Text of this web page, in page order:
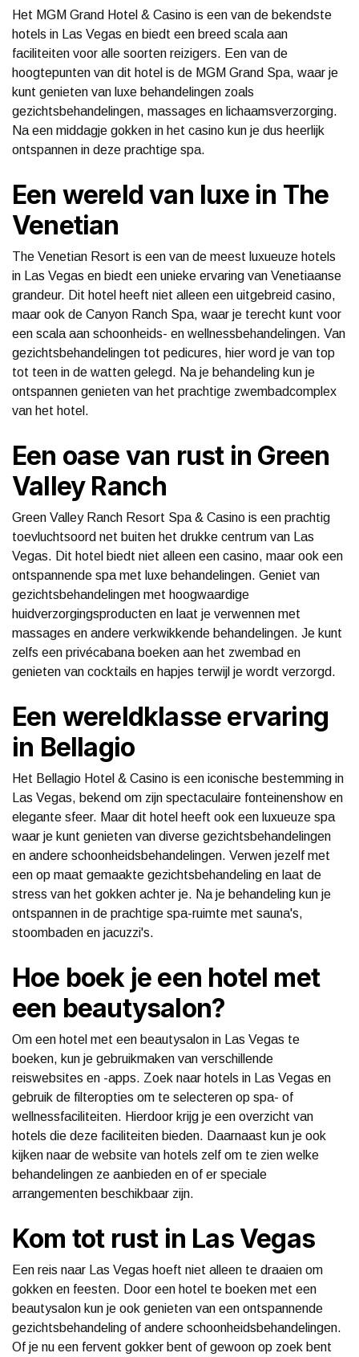
Het MGM Grand Hotel & Casino is een van de bekendste
hotels in Las Vegas en biedt een breed scala aan
faciliteiten voor alle soorten reizigers. Een van de
hoogtepunten van dit hotel is de MGM Grand Spa, waar je
kunt genieten van luxe behandelingen zoals
gezichtsbehandelingen, massages en lichaamsverzorging.
Na een middagje gokken in het casino kun je dus heerlijk
ontspannen in deze prachtige spa.
Een wereld van luxe in The
Venetian
The Venetian Resort is een van de meest luxueuze hotels
in Las Vegas en biedt een unieke ervaring van Venetiaanse
grandeur. Dit hotel heeft niet alleen een uitgebreid casino,
maar ook de Canyon Ranch Spa, waar je terecht kunt voor
een scala aan schoonheids- en wellnessbehandelingen. Van
gezichtsbehandelingen tot pedicures, hier word je van top
tot teen in de watten gelegd. Na je behandeling kun je
ontspannen genieten van het prachtige zwembadcomplex
van het hotel.
Een oase van rust in Green
Valley Ranch
Green Valley Ranch Resort Spa & Casino is een prachtig
toevluchtsoord net buiten het drukke centrum van Las
Vegas. Dit hotel biedt niet alleen een casino, maar ook een
ontspannende spa met luxe behandelingen. Geniet van
gezichtsbehandelingen met hoogwaardige
huidverzorgingsproducten en laat je verwennen met
massages en andere verkwikkende behandelingen. Je kunt
zelfs een privécabana boeken aan het zwembad en
genieten van cocktails en hapjes terwijl je wordt verzorgd.
Een wereldklasse ervaring
in Bellagio
Het Bellagio Hotel & Casino is een iconische bestemming in
Las Vegas, bekend om zijn spectaculaire fonteinenshow en
elegante sfeer. Maar dit hotel heeft ook een luxueuze spa
waar je kunt genieten van diverse gezichtsbehandelingen
en andere schoonheidsbehandelingen. Verwen jezelf met
een op maat gemaakte gezichtsbehandeling en laat de
stress van het gokken achter je. Na je behandeling kun je
ontspannen in de prachtige spa-ruimte met sauna's,
stoombaden en jacuzzi's.
Hoe boek je een hotel met
een beautysalon?
Om een hotel met een beautysalon in Las Vegas te
boeken, kun je gebruikmaken van verschillende
reiswebsites en -apps. Zoek naar hotels in Las Vegas en
gebruik de filteropties om te selecteren op spa- of
wellnessfaciliteiten. Hierdoor krijg je een overzicht van
hotels die deze faciliteiten bieden. Daarnaast kun je ook
kijken naar de website van hotels zelf om te zien welke
behandelingen ze aanbieden en of er speciale
arrangementen beschikbaar zijn.
Kom tot rust in Las Vegas
Een reis naar Las Vegas hoeft niet alleen te draaien om
gokken en feesten. Door een hotel te boeken met een
beautysalon kun je ook genieten van een ontspannende
gezichtsbehandeling of andere schoonheidsbehandelingen.
Of je nu een fervent gokker bent of gewoon op zoek bent